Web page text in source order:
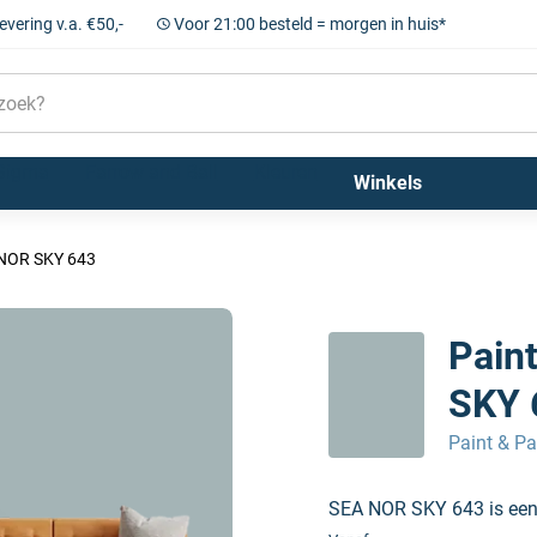
v.a. €50,- Voor 21:00 besteld = morgen in huis*
Winkels
SKY 643
SKY
Paint &
SEA NOR SKY 643 is